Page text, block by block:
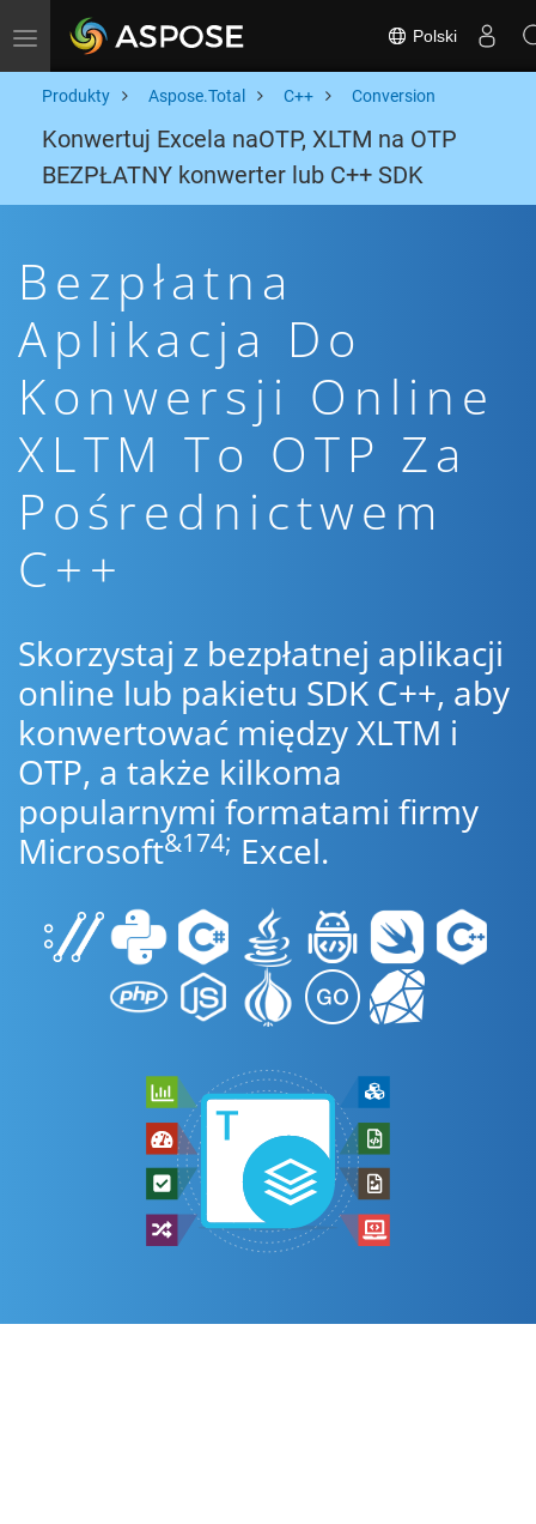
Toggle navigation Polski
Produkty Aspose.Total C++ Conversion
Konwertuj Excela naOTP, XLTM na OTP
BEZPŁATNY konwerter lub C++ SDK
Bezpłatna
Aplikacja Do
Konwersji Online
XLTM To OTP Za
Pośrednictwem
C++
Skorzystaj z bezpłatnej aplikacji
online lub pakietu SDK C++, aby
konwertować między XLTM i
OTP, a także kilkoma
popularnymi formatami firmy
Microsoft&174; Excel.